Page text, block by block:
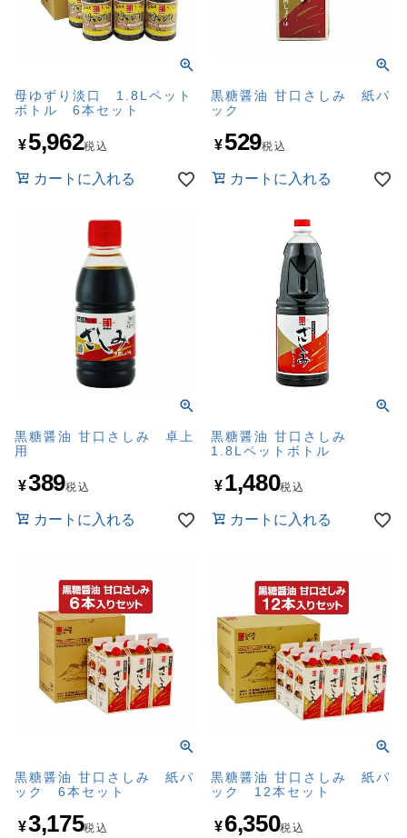
母ゆずり淡口 1.8Lペット
ボトル 6本セット
¥5,962税込
カートに入れる
黒糖醤油 甘口さしみ 紙パ
ック
¥529税込
カートに入れる
黒糖醤油 甘口さしみ 卓上
用
¥389税込
カートに入れる
黒糖醤油 甘口さしみ
1.8Lペットボトル
¥1,480税込
カートに入れる
黒糖醤油 甘口さしみ 紙パ
ック 6本セット
¥3,175税込
黒糖醤油 甘口さしみ 紙パ
ック 12本セット
¥6,350税込